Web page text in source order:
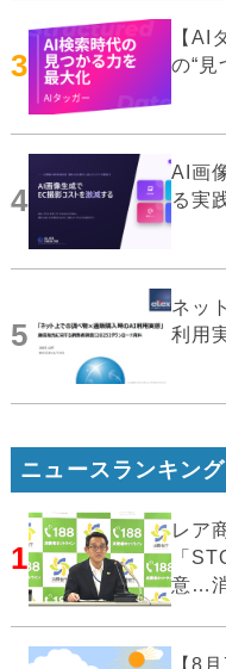
3
【AI
の“見
4
AI画
る実
5
ネッ
利用
ニュースランキング
1
レア
「
意…
【8